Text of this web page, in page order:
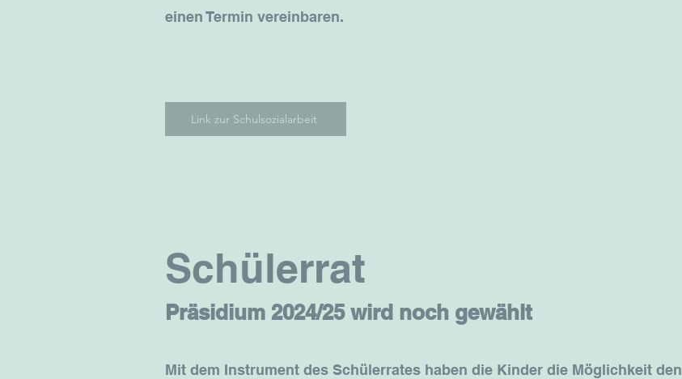
einen Termin vereinbaren.
Link zur Schulsozialarbeit
Schülerrat
Präsidium 2024/25 wird noch gewählt
Mit dem Instrument des Schülerrates haben die Kinder die Möglichkeit den